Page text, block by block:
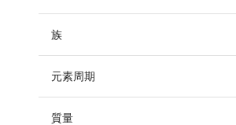
族
元素周期
質量